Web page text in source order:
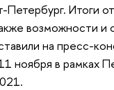
Итоги
возможности и
на пресс-
ноября в рамках